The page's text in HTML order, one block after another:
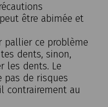
être abimée et
pallier ce problème
dents, sinon,
les dents. Le
pas de risques
contrairement au